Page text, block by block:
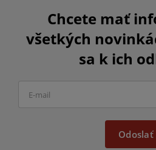
Chcete mať
všetkých
sa k ich
Odoslať